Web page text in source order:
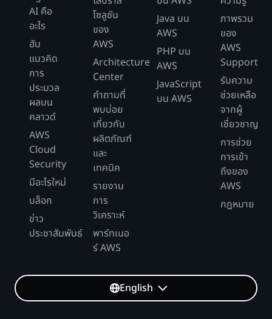
AI คือ
อะไร
ฮับ
แนวคิด
การ
ประมวล
ผลบน
คลาวด์
AWS
Cloud
Security
มีอะไรใหม่
บล็อก
ข่าว
ประชาสัมพันธ์
โซลูชัน
ของ
AWS
Architecture
Center
คำถามที่
พบบ่อย
เกี่ยวกับ
ผลิตภัณฑ์
และ
เทคนิค
รายงาน
การ
วิเคราะห์
พาร์ทเนอ
ร์ AWS
Java บน
AWS
PHP บน
AWS
JavaScript
บน AWS
ภาพรวม
ของ
AWS
Support
รับความ
ช่วยเหลือ
จากผู้
เชี่ยวชาญ
การช่วย
การเข้า
ถึงของ
AWS
กฎหมาย
English